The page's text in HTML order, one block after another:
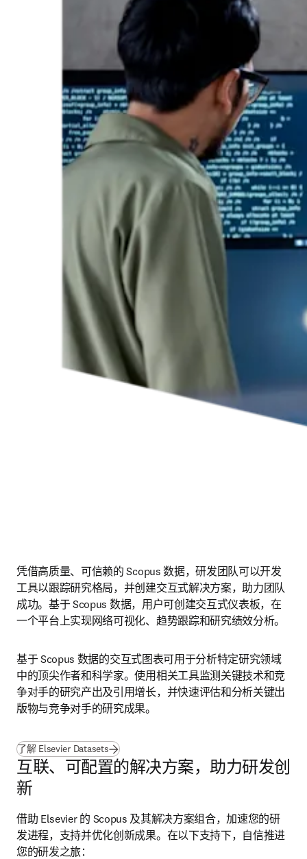
凭借高质量、可信赖的 Scopus 数据，研发团队可以开发
工具以跟踪研究格局，并创建交互式解决方案，助力团队
成功。基于 Scopus 数据，用户可创建交互式仪表板，在
一个平台上实现网络可视化、趋势跟踪和研究绩效分析。
基于 Scopus 数据的交互式图表可用于分析特定研究领域
中的顶尖作者和科学家。使用相关工具监测关键技术和竞
争对手的研究产出及引用增长，并快速评估和分析关键出
版物与竞争对手的研究成果。
了解 Elsevier Datasets
互联、可配置的解决方案，助力研发创
新
借助 Elsevier 的 Scopus 及其解决方案组合，加速您的研
发进程，支持并优化创新成果。在以下支持下，自信推进
您的研发之旅：